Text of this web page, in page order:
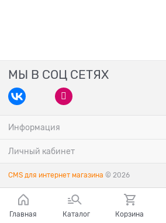
МЫ В СОЦ СЕТЯХ
Информация
Личный кабинет
CMS для интернет магазина © 2026
Главная Каталог Корзина